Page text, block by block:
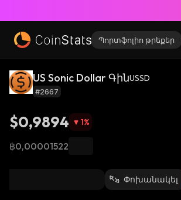
Պորտֆոլիո թրեքեր
US Sonic Dollar ԳինUSSD
#2667
$0,9894 1%
฿0,00001522
Փոխանակել